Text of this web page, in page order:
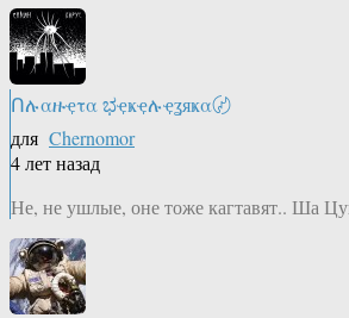
Ոሉαዙҿτα ಭҿҝҿሉҿʓяҝα〄
для Chernomor
4 лет назад
Не, не ушлые, оне тоже кагтавят.. Ша